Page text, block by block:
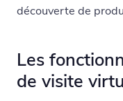
découverte de
Les
de visite